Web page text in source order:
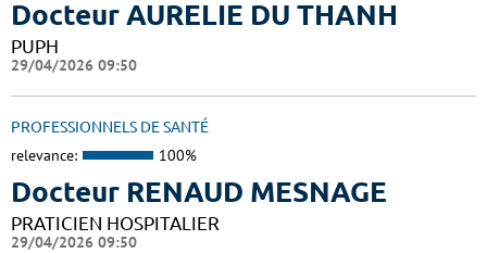
Docteur AURELIE DU THANH
PUPH
29/04/2026 09:50
PROFESSIONNELS DE SANTÉ
relevance: 100%
Docteur RENAUD MESNAGE
PRATICIEN HOSPITALIER
29/04/2026 09:50